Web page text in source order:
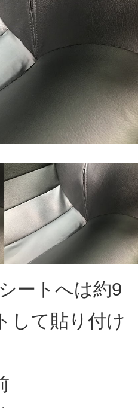
ートへは約9
して貼り付け